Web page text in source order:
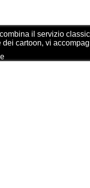
il servizio
dei cartoon, vi